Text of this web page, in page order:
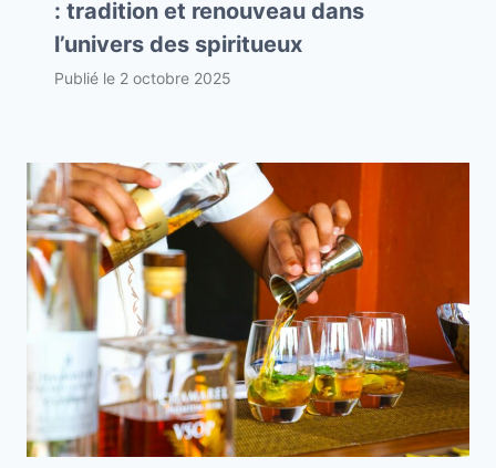
: tradition et renouveau dans
l’univers des spiritueux
Publié le 2 octobre 2025